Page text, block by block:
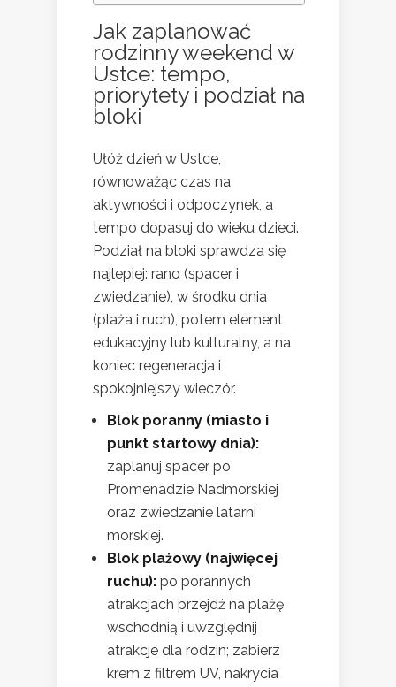
Jak zaplanować
rodzinny weekend w
Ustce: tempo,
priorytety i podział na
bloki
Ułóż dzień w Ustce,
równoważąc czas na
aktywności i odpoczynek, a
tempo dopasuj do wieku dzieci.
Podział na bloki sprawdza się
najlepiej: rano (spacer i
zwiedzanie), w środku dnia
(plaża i ruch), potem element
edukacyjny lub kulturalny, a na
koniec regeneracja i
spokojniejszy wieczór.
Blok poranny (miasto i
punkt startowy dnia):
zaplanuj spacer po
Promenadzie Nadmorskiej
oraz zwiedzanie latarni
morskiej.
Blok plażowy (najwięcej
ruchu): po porannych
atrakcjach przejdź na plażę
wschodnią i uwzględnij
atrakcje dla rodzin; zabierz
krem z filtrem UV, nakrycia